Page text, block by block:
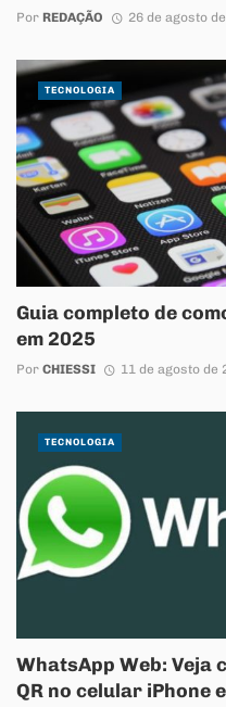
Por REDAÇÃO 26 de agosto
Guia completo de
em 2025
Por CHIESSI 11 de agosto de
TECNOLOGIA
WhatsApp Web: Veja
QR no celular iPhone
TECNOLOGIA